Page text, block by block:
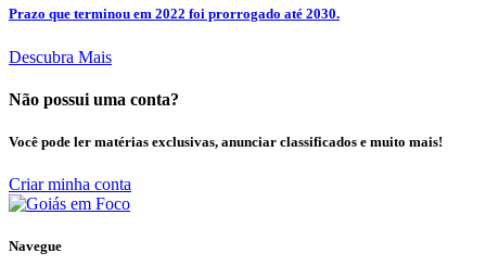
Prazo que terminou em 2022 foi prorrogado até 2030.
Descubra Mais
Não possui uma conta?
Você pode ler matérias exclusivas, anunciar classificados e muito mais!
Criar minha conta
Navegue